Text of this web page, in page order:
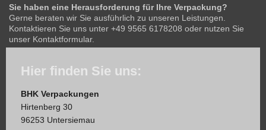
Sie haben eine Herausforderung für Ihre Verpackung?
Gerne beraten wir Sie ausführlich zu unseren Leistungen.
Kontaktieren Sie uns unter +49 9565 6178208 oder nutzen Sie
unser Kontaktformular.
Hier finden Sie uns:
BHK Verpackungen
Hirtenberg 30
96253 Untersiemau